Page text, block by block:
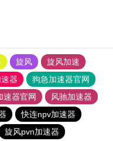
旋风
旋风加速
器
狗急加速器官网
速器官网
风驰加速器
快连npv加速器
旋风pvn加速器